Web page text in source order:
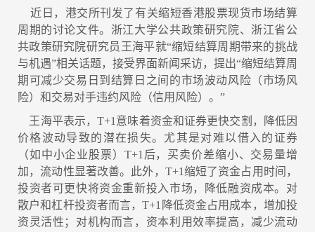
近日，港交所刊发了有关缩短香港股票现货市场结算
周期的讨论文件。浙江大学公共政策研究院、浙江省公
共政策研究院研究员王海平就“缩短结算周期带来的挑战
与机遇”相关话题，接受界面新闻采访，提出“缩短结算周
期可减少交易日到结算日之间的市场波动风险（市场风
险）和交易对手违约风险（信用风险）。”
王海平表示，T+1意味着资金和证券更快交割，降低因
价格波动导致的潜在损失。尤其是对难以借入的证券
（如中小企业股票）T+1后，买卖价差缩小、交易量增
加，流动性显著改善。此外，T+1缩短了资金占用时间，
投资者可更快将资金重新投入市场，降低融资成本。对
散户和杠杆投资者而言，T+1降低资金占用成本，增加投
资灵活性；对机构而言，资本利用效率提高，减少流动